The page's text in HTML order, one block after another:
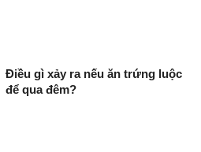
Điều gì xảy ra nếu ăn trứng luộc
để qua đêm?